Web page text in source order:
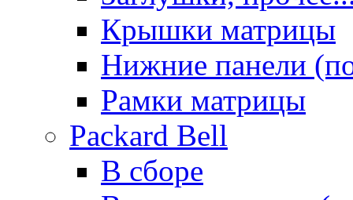
Крышки матрицы
Нижние панели
Рамки матрицы
Packard Bell
В сборе